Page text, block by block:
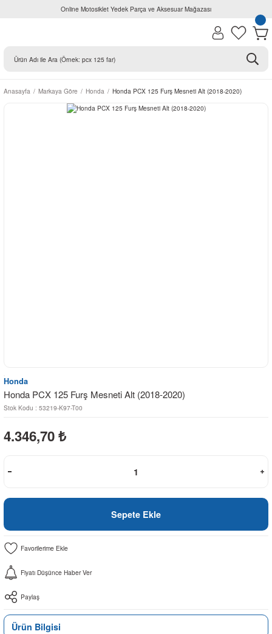
Online Motosiklet Yedek Parça ve Aksesuar Mağazası
Anasayfa Markaya Göre Honda Honda PCX 125 Furş Mesneti Alt (2018-2020)
Honda
Honda PCX 125 Furş Mesneti Alt (2018-2020)
Stok Kodu : 53219-K97-T00
4.346,70 ₺
Sepete Ekle
Fiyatı Düşünce Haber Ver
Paylaş
Ürün Bilgisi